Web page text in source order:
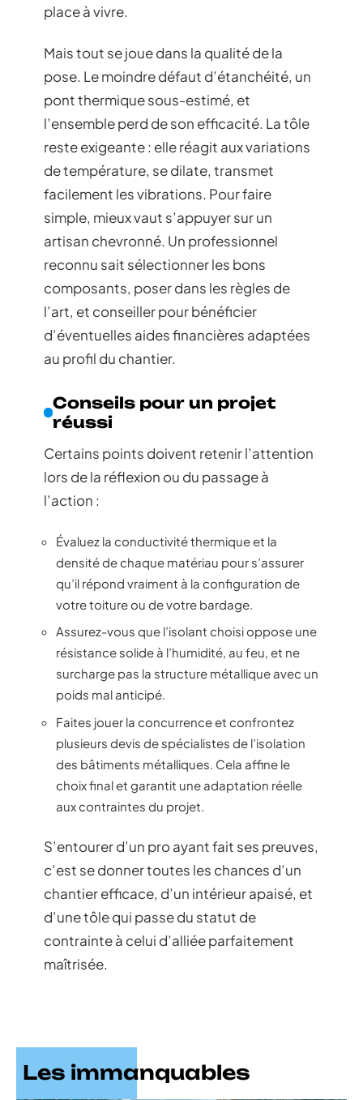
place à vivre.
Mais tout se joue dans la qualité de la
pose. Le moindre défaut d’étanchéité, un
pont thermique sous-estimé, et
l’ensemble perd de son efficacité. La tôle
reste exigeante : elle réagit aux variations
de température, se dilate, transmet
facilement les vibrations. Pour faire
simple, mieux vaut s’appuyer sur un
artisan chevronné. Un professionnel
reconnu sait sélectionner les bons
composants, poser dans les règles de
l’art, et conseiller pour bénéficier
d’éventuelles aides financières adaptées
au profil du chantier.
Conseils pour un projet
réussi
Certains points doivent retenir l’attention
lors de la réflexion ou du passage à
l’action :
Évaluez la conductivité thermique et la
densité de chaque matériau pour s’assurer
qu’il répond vraiment à la configuration de
votre toiture ou de votre bardage.
Assurez-vous que l’isolant choisi oppose une
résistance solide à l’humidité, au feu, et ne
surcharge pas la structure métallique avec un
poids mal anticipé.
Faites jouer la concurrence et confrontez
plusieurs devis de spécialistes de l’isolation
des bâtiments métalliques. Cela affine le
choix final et garantit une adaptation réelle
aux contraintes du projet.
S’entourer d’un pro ayant fait ses preuves,
c’est se donner toutes les chances d’un
chantier efficace, d’un intérieur apaisé, et
d’une tôle qui passe du statut de
contrainte à celui d’alliée parfaitement
maîtrisée.
Les immanquables